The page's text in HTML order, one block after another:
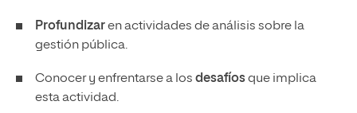
Profundizaren actividades de análisis sobre la
gestión pública.
Conocer y enfrentarse a los desafíosque implica
esta actividad.